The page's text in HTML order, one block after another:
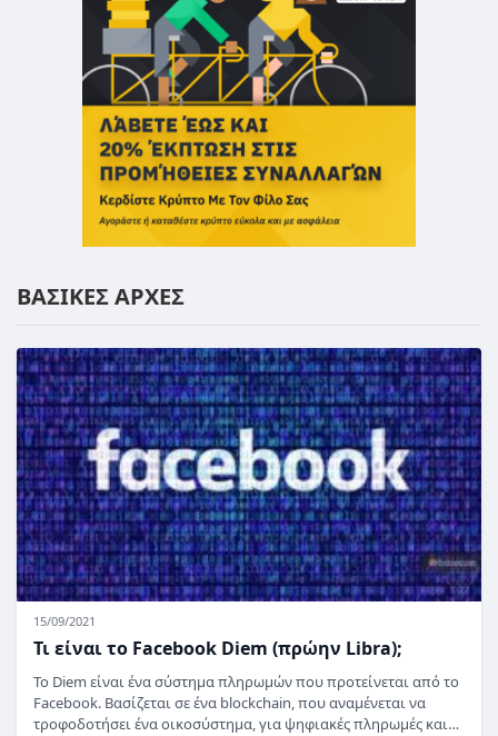
ΒΑΣΙΚΕΣ ΑΡΧΕΣ
15/09/2021
Τι είναι το Facebook Diem (πρώην Libra);
Το Diem είναι ένα σύστημα πληρωμών που προτείνεται από το
Facebook. Βασίζεται σε ένα blockchain, που αναμένεται να
τροφοδοτήσει ένα οικοσύστημα, για ψηφιακές πληρωμές και…